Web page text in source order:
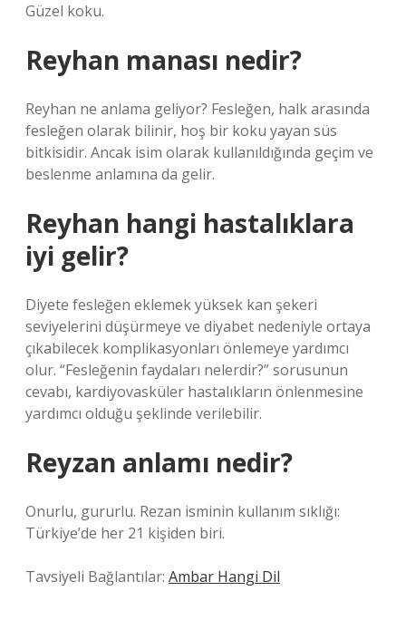
Güzel koku.
Reyhan manası nedir?
Reyhan ne anlama geliyor? Fesleğen, halk arasında
fesleğen olarak bilinir, hoş bir koku yayan süs
bitkisidir. Ancak isim olarak kullanıldığında geçim ve
beslenme anlamına da gelir.
Reyhan hangi hastalıklara
iyi gelir?
Diyete fesleğen eklemek yüksek kan şekeri
seviyelerini düşürmeye ve diyabet nedeniyle ortaya
çıkabilecek komplikasyonları önlemeye yardımcı
olur. “Fesleğenin faydaları nelerdir?” sorusunun
cevabı, kardiyovasküler hastalıkların önlenmesine
yardımcı olduğu şeklinde verilebilir.
Reyzan anlamı nedir?
Onurlu, gururlu. Rezan isminin kullanım sıklığı:
Türkiye’de her 21 kişiden biri.
Tavsiyeli Bağlantılar: Ambar Hangi Dil